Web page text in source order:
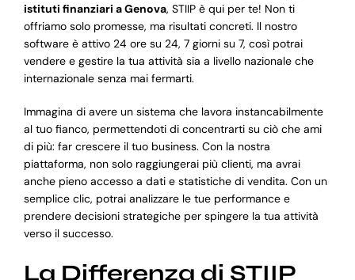
istituti finanziari a Genova, STIIP è qui per te! Non ti
offriamo solo promesse, ma risultati concreti. Il nostro
software è attivo 24 ore su 24, 7 giorni su 7, così potrai
vendere e gestire la tua attività sia a livello nazionale che
internazionale senza mai fermarti.
Immagina di avere un sistema che lavora instancabilmente
al tuo fianco, permettendoti di concentrarti su ciò che ami
di più: far crescere il tuo business. Con la nostra
piattaforma, non solo raggiungerai più clienti, ma avrai
anche pieno accesso a dati e statistiche di vendita. Con un
semplice clic, potrai analizzare le tue performance e
prendere decisioni strategiche per spingere la tua attività
verso il successo.
La Differenza di STIIP